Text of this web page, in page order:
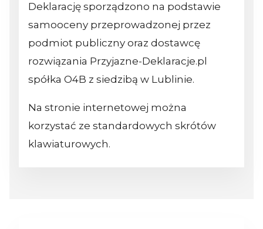
Deklarację sporządzono na podstawie
samooceny przeprowadzonej przez
podmiot publiczny oraz dostawcę
rozwiązania Przyjazne-Deklaracje.pl
spółka O4B z siedzibą w Lublinie.
Na stronie internetowej można
korzystać ze standardowych skrótów
klawiaturowych.